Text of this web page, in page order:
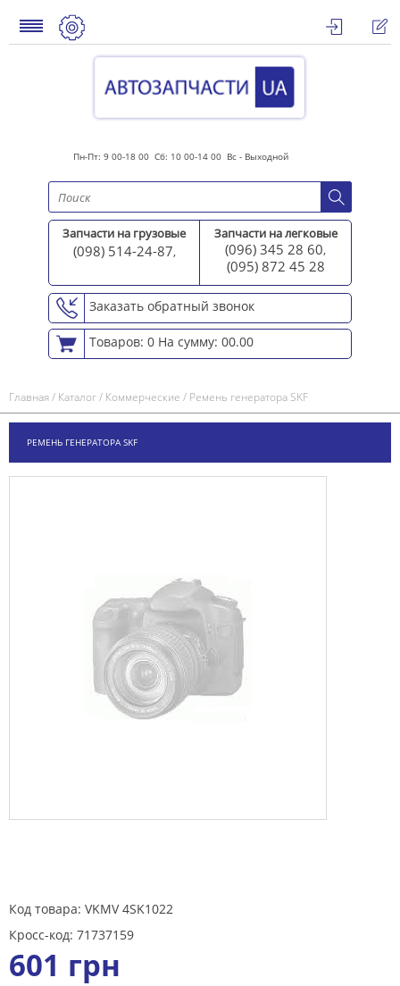
Пн-Пт: 9 00-18 00 Сб: 10 00-14 00 Вс - Выходной
Запчасти на грузовые
(098) 514-24-87,
Запчасти на легковые
(096) 345 28 60,
(095) 872 45 28
Заказать обратный звонок
Товаров: 0 На сумму: 00.00
Главная/ Каталог/ Коммерческие / Ремень генератора SKF
РЕМЕНЬ ГЕНЕРАТОРА SKF
Код товара: VKMV 4SK1022
Кросс-код: 71737159
601 грн